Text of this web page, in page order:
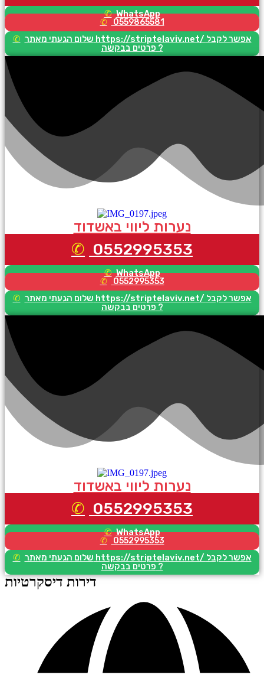
WhatsApp
0559865581
שלום הגעתי מאתר https://striptelaviv.net/ אפשר לקבל
פרטים בבקשה ?
נערות ליווי באשדוד
0552995353
WhatsApp
0552995353
שלום הגעתי מאתר https://striptelaviv.net/ אפשר לקבל
פרטים בבקשה ?
נערות ליווי באשדוד
0552995353
WhatsApp
0552995353
שלום הגעתי מאתר https://striptelaviv.net/ אפשר לקבל
פרטים בבקשה ?
דירות דיסקרטיות